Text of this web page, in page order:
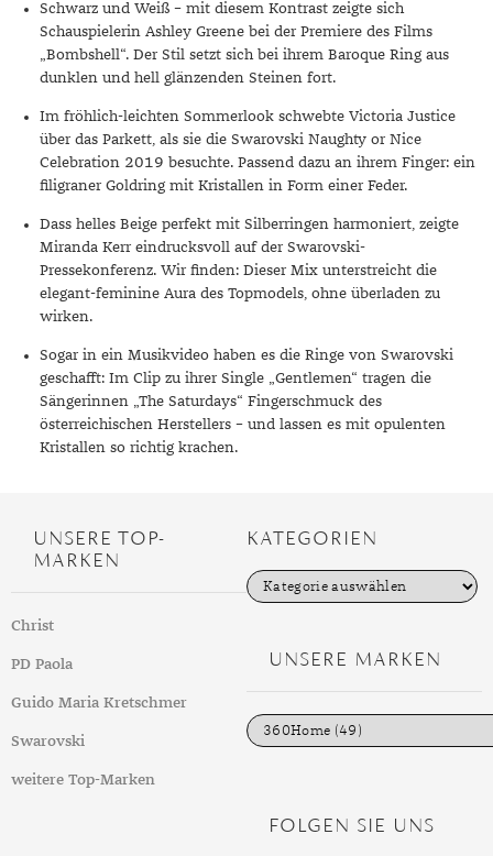
Schwarz und Weiß – mit diesem Kontrast zeigte sich
Schauspielerin Ashley Greene bei der Premiere des Films
„Bombshell“. Der Stil setzt sich bei ihrem Baroque Ring aus
dunklen und hell glänzenden Steinen fort.
Im fröhlich-leichten Sommerlook schwebte Victoria Justice
über das Parkett, als sie die Swarovski Naughty or Nice
Celebration 2019 besuchte. Passend dazu an ihrem Finger: ein
filigraner Goldring mit Kristallen in Form einer Feder.
Dass helles Beige perfekt mit Silberringen harmoniert, zeigte
Miranda Kerr eindrucksvoll auf der Swarovski-
Pressekonferenz. Wir finden: Dieser Mix unterstreicht die
elegant-feminine Aura des Topmodels, ohne überladen zu
wirken.
Sogar in ein Musikvideo haben es die Ringe von Swarovski
geschafft: Im Clip zu ihrer Single „Gentlemen“ tragen die
Sängerinnen „The Saturdays“ Fingerschmuck des
österreichischen Herstellers – und lassen es mit opulenten
Kristallen so richtig krachen.
UNSERE TOP-
MARKEN
Christ
PD Paola
Guido Maria Kretschmer
Swarovski
weitere Top-Marken
KATEGORIEN
K
a
e
n
UNSERE MARKEN
FOLGEN SIE UNS